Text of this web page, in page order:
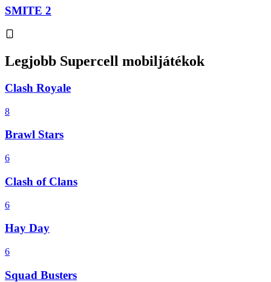
SMITE 2
Legjobb Supercell mobiljátékok
Clash Royale
8
Brawl Stars
6
Clash of Clans
6
Hay Day
6
Squad Busters